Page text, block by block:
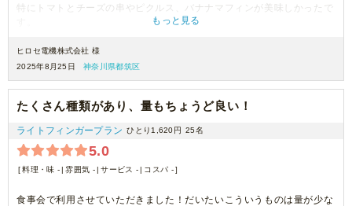
特にトマトとチーズの串やピクルス、バナナマフィンが美味しかったで
もっと見る
ヒロセ電機株式会社 様
2025年8月25日
神奈川県都筑区
たくさん種類があり、量もちょうど良い！
ライトフィンガープラン ひとり1,620円 25名
5.0
料理・味 - 雰囲気 - サービス - コスパ -
食事会で利用させていただきました！だいたいこういうものは量が少な